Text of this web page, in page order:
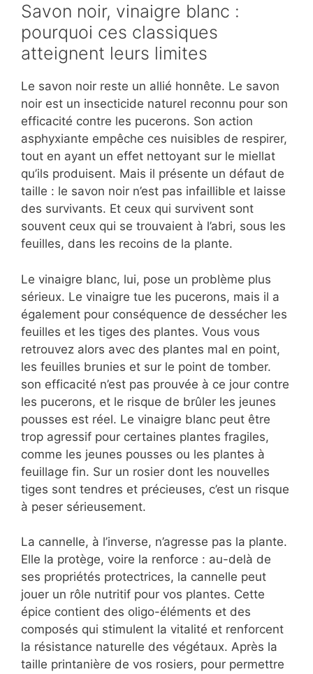
Savon noir, vinaigre blanc :
pourquoi ces classiques
atteignent leurs limites
Le savon noir reste un allié honnête. Le savon
noir est un insecticide naturel reconnu pour son
efficacité contre les pucerons. Son action
asphyxiante empêche ces nuisibles de respirer,
tout en ayant un effet nettoyant sur le miellat
qu’ils produisent. Mais il présente un défaut de
taille : le savon noir n’est pas infaillible et laisse
des survivants. Et ceux qui survivent sont
souvent ceux qui se trouvaient à l’abri, sous les
feuilles, dans les recoins de la plante.
Le vinaigre blanc, lui, pose un problème plus
sérieux. Le vinaigre tue les pucerons, mais il a
également pour conséquence de dessécher les
feuilles et les tiges des plantes. Vous vous
retrouvez alors avec des plantes mal en point,
les feuilles brunies et sur le point de tomber.
son efficacité n’est pas prouvée à ce jour contre
les pucerons, et le risque de brûler les jeunes
pousses est réel. Le vinaigre blanc peut être
trop agressif pour certaines plantes fragiles,
comme les jeunes pousses ou les plantes à
feuillage fin. Sur un rosier dont les nouvelles
tiges sont tendres et précieuses, c’est un risque
à peser sérieusement.
La cannelle, à l’inverse, n’agresse pas la plante.
Elle la protège, voire la renforce : au-delà de
ses propriétés protectrices, la cannelle peut
jouer un rôle nutritif pour vos plantes. Cette
épice contient des oligo-éléments et des
composés qui stimulent la vitalité et renforcent
la résistance naturelle des végétaux. Après la
taille printanière de vos rosiers, pour permettre